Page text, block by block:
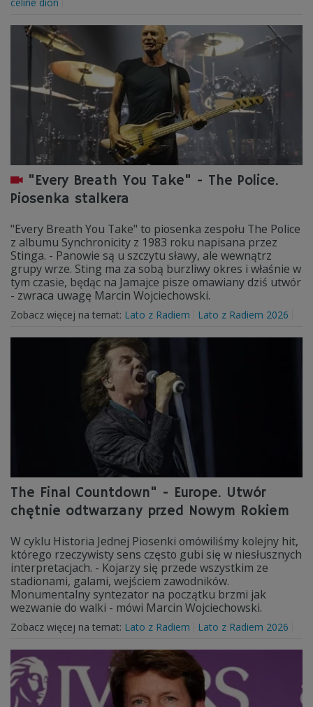
"Every Breath You Take" - The Police.
Piosenka stalkera
"Every Breath You Take" to piosenka zespołu The Police
z albumu Synchronicity z 1983 roku napisana przez
Stinga. - Panowie są u szczytu sławy, ale wewnątrz
grupy wrze. Sting ma za sobą burzliwy okres i właśnie w
tym czasie, będąc na Jamajce pisze omawiany dziś utwór
- zwraca uwagę Marcin Wojciechowski.
Zobacz więcej na temat: Lato z Radiem Lato z Radiem 2026
The Final Countdown" - Europe. Utwór
chętnie odtwarzany przed Nowym Rokiem
W cyklu Historia Jednej Piosenki omówiliśmy kolejny hit,
którego rzeczywisty sens często gubi się w niesłusznych
interpretacjach. - Kojarzy się przede wszystkim ze
stadionami, galami, wejściem zawodników.
Monumentalny syntezator na początku brzmi jak
wezwanie do walki - mówi Marcin Wojciechowski.
Zobacz więcej na temat: Lato z Radiem Lato z Radiem 2026